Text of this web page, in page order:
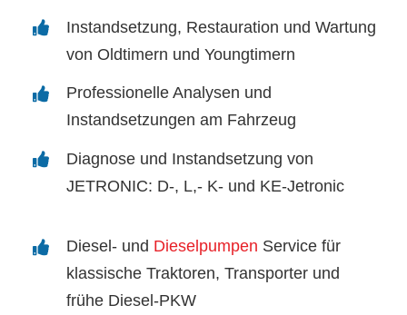
Instandsetzung, Restauration und Wartung
von Oldtimern und Youngtimern
Professionelle Analysen und
Instandsetzungen am Fahrzeug
Diagnose und Instandsetzung von
JETRONIC: D-, L,- K- und KE-Jetronic
Diesel- und Dieselpumpen Service für
klassische Traktoren, Transporter und
frühe Diesel-PKW